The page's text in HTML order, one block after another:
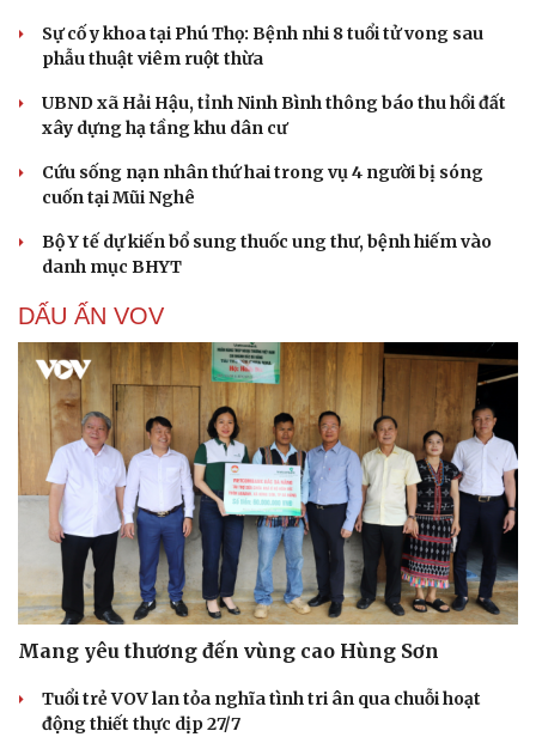
Sự cố y khoa tại Phú Thọ: Bệnh nhi 8 tuổi tử vong sau
phẫu thuật viêm ruột thừa
UBND xã Hải Hậu, tỉnh Ninh Bình thông báo thu hồi đất
xây dựng hạ tầng khu dân cư
Cứu sống nạn nhân thứ hai trong vụ 4 người bị sóng
cuốn tại Mũi Nghê
Bộ Y tế dự kiến bổ sung thuốc ung thư, bệnh hiếm vào
danh mục BHYT
DẤU ẤN VOV
Mang yêu thương đến vùng cao Hùng Sơn
Tuổi trẻ VOV lan tỏa nghĩa tình tri ân qua chuỗi hoạt
động thiết thực dịp 27/7